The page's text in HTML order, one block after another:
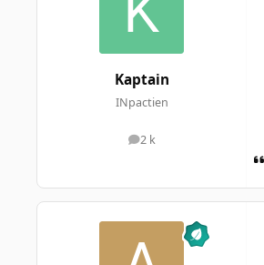
Kaptain
INpactien
2 k
messages